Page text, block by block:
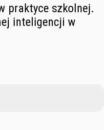
praktyce szkolnej.
inteligencji w